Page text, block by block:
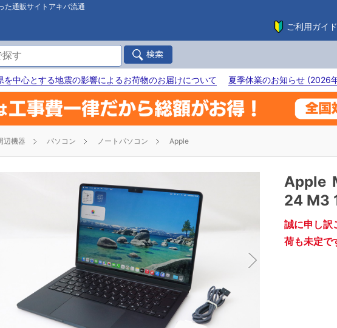
た通販サイトアキバ流通
ご利用ガイド
を中心とする地震の影響によるお荷物のお届けについて 夏季休業のお知らせ (2026
辺機器 パソコン ノートパソコン Apple
Apple
24 M3
誠に申し訳
荷も未定で